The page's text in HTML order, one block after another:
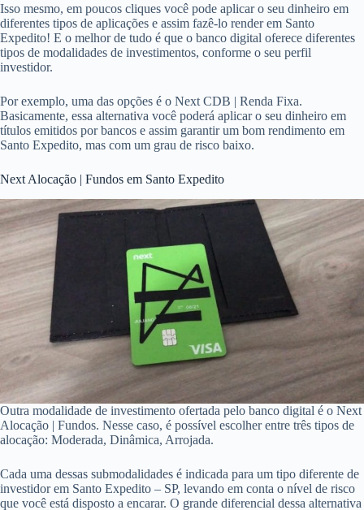
Isso mesmo, em poucos cliques você pode aplicar o seu dinheiro em
diferentes tipos de aplicações e assim fazê-lo render em Santo
Expedito! E o melhor de tudo é que o banco digital oferece diferentes
tipos de modalidades de investimentos, conforme o seu perfil
investidor.
Por exemplo, uma das opções é o Next CDB | Renda Fixa.
Basicamente, essa alternativa você poderá aplicar o seu dinheiro em
títulos emitidos por bancos e assim garantir um bom rendimento em
Santo Expedito, mas com um grau de risco baixo.
Next Alocação | Fundos em Santo Expedito
Outra modalidade de investimento ofertada pelo banco digital é o Next
Alocação | Fundos. Nesse caso, é possível escolher entre três tipos de
alocação: Moderada, Dinâmica, Arrojada.
Cada uma dessas submodalidades é indicada para um tipo diferente de
investidor em Santo Expedito – SP, levando em conta o nível de risco
que você está disposto a encarar. O grande diferencial dessa alternativa